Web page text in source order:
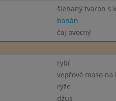
šlehaný tvaroh s
banán
čaj ovocný
rybí
vepřové maso na
rýže
džus